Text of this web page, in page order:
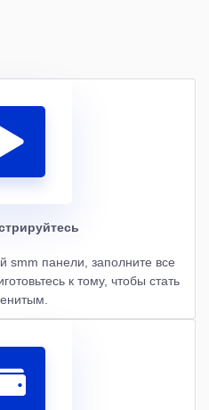
smm панели, заполните все
к тому, чтобы стать